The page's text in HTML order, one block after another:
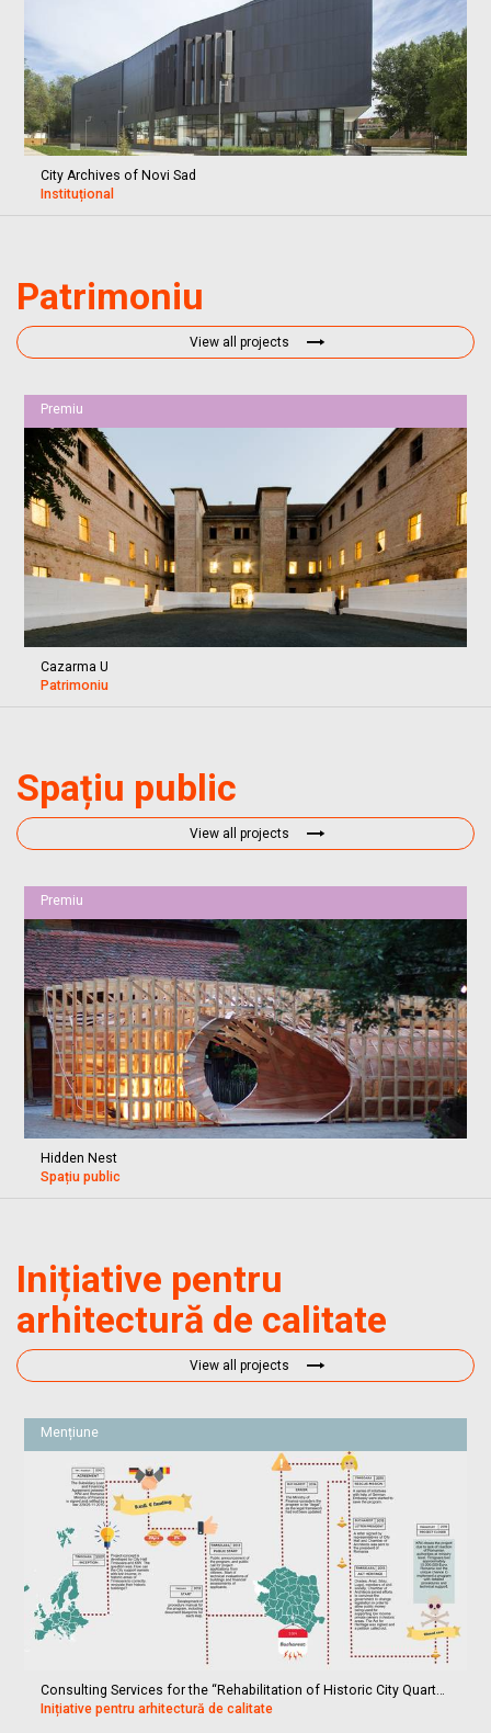
City Archives of Novi Sad
Instituțional
Patrimoniu
View all projects
Premiu
Cazarma U
Patrimoniu
Spațiu public
View all projects
Premiu
Hidden Nest
Spațiu public
Inițiative pentru
arhitectură de calitate
View all projects
Mențiune
Consulting Services for the “Rehabilitation of Historic City Quarters in Timisoara, Romania” LOT 2: Architect and Engineering Expert Services
Inițiative pentru arhitectură de calitate